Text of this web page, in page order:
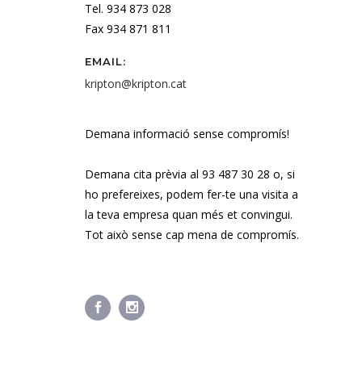
Tel. 934 873 028
Fax 934 871 811
EMAIL:
kripton@kripton.cat
Demana informació sense compromís!
Demana cita prèvia al 93 487 30 28 o, si
ho prefereixes, podem fer-te una visita a
la teva empresa quan més et convingui.
Tot això sense cap mena de compromís.